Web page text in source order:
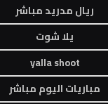
ريال مدريد مباشر
يلا شوت
yalla shoot
مباريات اليوم مباشر